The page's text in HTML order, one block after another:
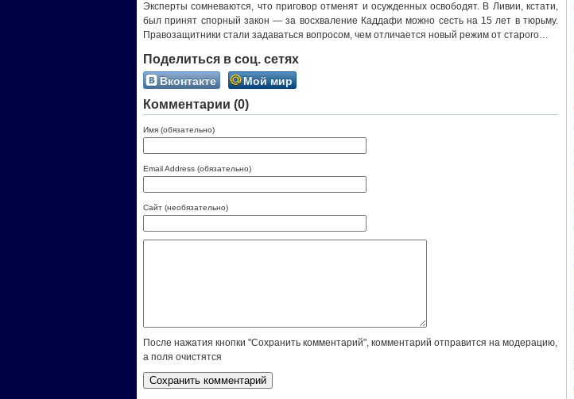
Эксперты сомневаются, что приговор отменят и осужденных освободят. В Ливии, кстати,
был принят спорный закон — за восхваление Каддафи можно сесть на 15 лет в тюрьму.
Правозащитники стали задаваться вопросом, чем отличается новый режим от старого…
Поделиться в соц. сетях
Вконтакте Мой мир
Комментарии (0)
Имя (обязательно)
Email Address (обязательно)
Сайт (необязательно)
После нажатия кнопки "Сохранить комментарий", комментарий отправится на модерацию,
а поля очистятся